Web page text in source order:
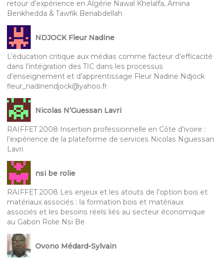
retour d’expérience en Algérie Nawal Khelalfa, Amina
Benkhedda & Tawfik Benabdellah
NDJOCK Fleur Nadine
L’éducation critique aux médias comme facteur d’efficacité
dans l’intégration des TIC dans les processus
d’enseignement et d’apprentissage Fleur Nadine Ndjock
fleur_nadinendjock@yahoo.fr
Nicolas N’Guessan Lavri
RAIFFET 2008 Insertion professionnelle en Côte d’ivoire :
l’expérience de la plateforme de services Nicolas Nguessan
Lavri
nsi be rolie
RAIFFET 2008 Les enjeux et les atouts de l’option bois et
matériaux associés : la formation bois et matériaux
associés et les besoins réels liés au secteur économique
au Gabon Rolie Nsi Be
Ovono Médard-Sylvain